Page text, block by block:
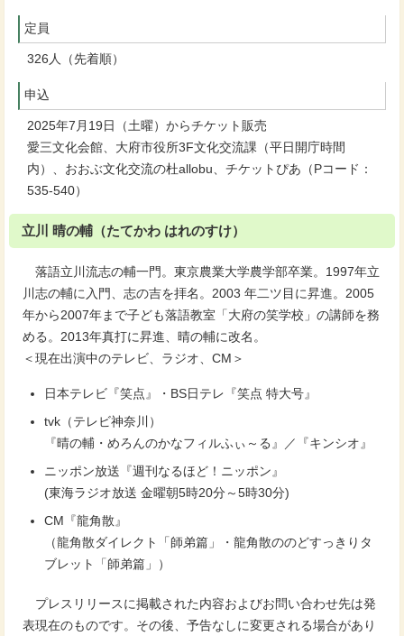
定員
326人（先着順）
申込
2025年7月19日（土曜）からチケット販売
愛三文化会館、大府市役所3F文化交流課（平日開庁時間
内）、おおぶ文化交流の杜allobu、チケットぴあ（Pコード：
535-540）
立川 晴の輔（たてかわ はれのすけ）
落語立川流志の輔一門。東京農業大学農学部卒業。1997年立
川志の輔に入門、志の吉を拝名。2003 年二ツ目に昇進。2005
年から2007年まで子ども落語教室「大府の笑学校」の講師を務
める。2013年真打に昇進、晴の輔に改名。
＜現在出演中のテレビ、ラジオ、CM＞
日本テレビ『笑点』・BS日テレ『笑点 特大号』
tvk（テレビ神奈川）
『晴の輔・めろんのかなフィルふぃ～る』／『キンシオ』
ニッポン放送『週刊なるほど！ニッポン』
(東海ラジオ放送 金曜朝5時20分～5時30分)
CM『龍角散』
（龍角散ダイレクト「師弟篇」・龍角散ののどすっきりタ
ブレット「師弟篇」）
プレスリリースに掲載された内容およびお問い合わせ先は発
表現在のものです。その後、予告なしに変更される場合があり